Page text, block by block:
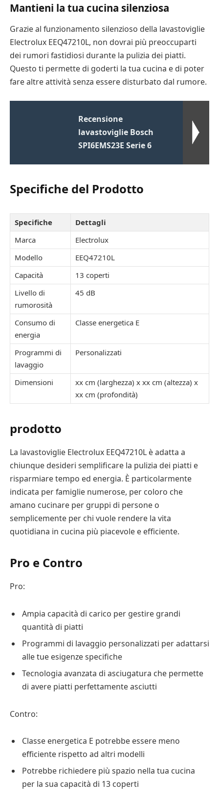
Mantieni la tua cucina silenziosa
Grazie al funzionamento silenzioso della lavastoviglie
Electrolux EEQ47210L, non dovrai più preoccuparti
dei rumori fastidiosi durante la pulizia dei piatti.
Questo ti permette di goderti la tua cucina e di poter
fare altre attività senza essere disturbato dal rumore.
Recensione
lavastoviglie Bosch
SPI6EMS23E Serie 6
Specifiche del Prodotto
Specifiche
Dettagli
Marca
Electrolux
Modello
EEQ47210L
Capacità
13 coperti
Livello di
rumorosità
45 dB
Consumo di
energia
Classe energetica E
Programmi di
lavaggio
Personalizzati
Dimensioni
xx cm (larghezza) x xx cm (altezza) x
xx cm (profondità)
prodotto
La lavastoviglie Electrolux EEQ47210L è adatta a
chiunque desideri semplificare la pulizia dei piatti e
risparmiare tempo ed energia. È particolarmente
indicata per famiglie numerose, per coloro che
amano cucinare per gruppi di persone o
semplicemente per chi vuole rendere la vita
quotidiana in cucina più piacevole e efficiente.
Pro e Contro
Pro:
Ampia capacità di carico per gestire grandi
quantità di piatti
Programmi di lavaggio personalizzati per adattarsi
alle tue esigenze specifiche
Tecnologia avanzata di asciugatura che permette
di avere piatti perfettamente asciutti
Contro:
Classe energetica E potrebbe essere meno
efficiente rispetto ad altri modelli
Potrebbe richiedere più spazio nella tua cucina
per la sua capacità di 13 coperti